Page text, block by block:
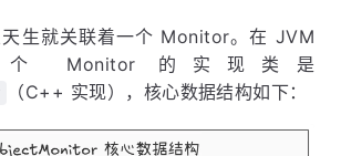
生就关联着一个 Monitor。在 JVM
Monitor 的实现类是
（C++ 实现），核心数据结构如下：